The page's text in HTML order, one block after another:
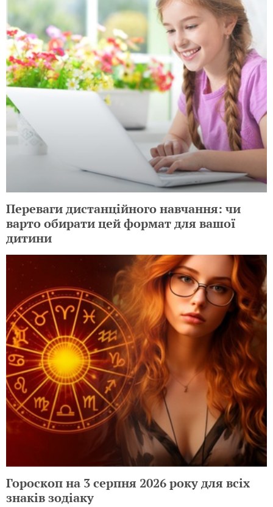
Переваги дистанційного навчання: чи
варто обирати цей формат для вашої
дитини
Гороскоп на 3 серпня 2026 року для всіх
знаків зодіаку